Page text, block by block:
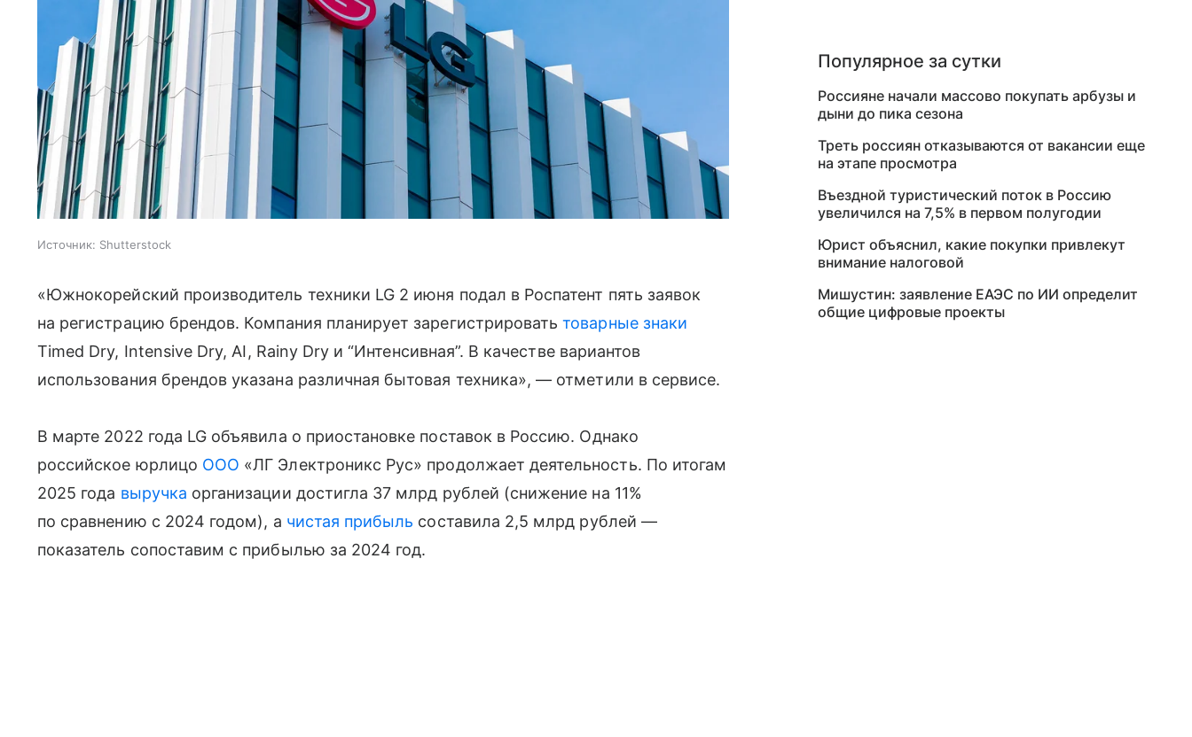
Источник: Shutterstock
«Южнокорейский производитель техники LG 2 июня подал в Роспатент пять заявок
на регистрацию брендов. Компания планирует зарегистрироватьтоварные знаки
Timed Dry, Intensive Dry, AI, Rainy Dry и “Интенсивная”. В качестве вариантов
использования брендов указана различная бытовая техника», — отметили в сервисе.
В марте 2022 года LG объявила о приостановке поставок в Россию. Однако
российское юрлицо ООО «ЛГ Электроникс Рус» продолжает деятельность. По итогам
2025 года выручка организации достигла 37 млрд рублей (снижение на 11%
по сравнению с 2024 годом), а чистая прибыль составила 2,5 млрд рублей —
показатель сопоставим с прибылью за 2024 год.
Популярное за сутки
Россияне начали массово покупать арбузы и
дыни до пика сезона
Треть россиян отказываются от вакансии еще
на этапе просмотра
Въездной туристический поток в Россию
увеличился на 7,5% в первом полугодии
Юрист объяснил, какие покупки привлекут
внимание налоговой
Мишустин: заявление ЕАЭС по ИИ определит
общие цифровые проекты